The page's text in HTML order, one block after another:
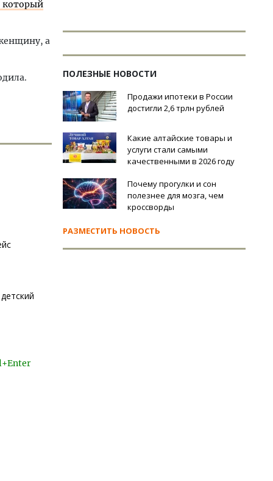
который
а
ПОЛЕЗНЫЕ НОВОСТИ
Продажи ипотеки в России
достигли 2,6 трлн рублей
Какие алтайские товары и
услуги стали самыми
качественными в 2026 году
Почему прогулки и сон
полезнее для мозга, чем
кроссворды
РАЗМЕСТИТЬ НОВОСТЬ